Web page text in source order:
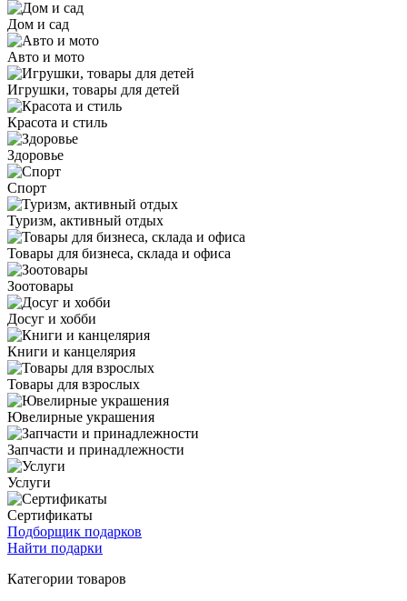
Дом и сад
Авто и мото
Игрушки, товары для детей
Красота и стиль
Здоровье
Спорт
Туризм, активный отдых
Товары для бизнеса, склада и офиса
Зоотовары
Досуг и хобби
Книги и канцелярия
Товары для взрослых
Ювелирные украшения
Запчасти и принадлежности
Услуги
Сертификаты
Подборщик подарков
Найти подарки
Категории товаров